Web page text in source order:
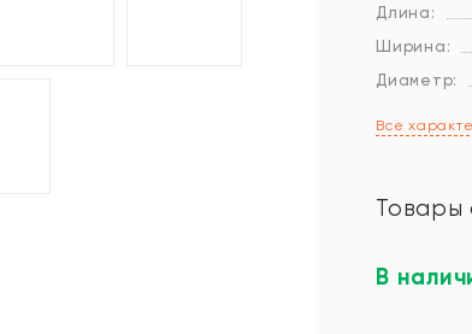
Длина:
Ширина:
Диаметр:
Все
Товары
В